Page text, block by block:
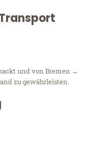
und von Bremen →
zu gewährleisten.